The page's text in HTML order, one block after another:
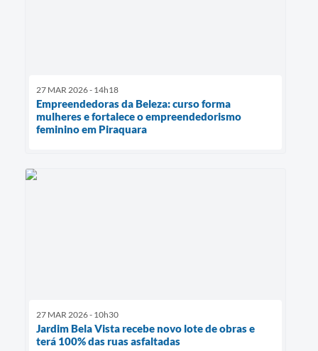
27 MAR 2026 - 14h18
Empreendedoras da Beleza: curso forma
mulheres e fortalece o empreendedorismo
feminino em Piraquara
27 MAR 2026 - 10h30
Jardim Bela Vista recebe novo lote de obras e
terá 100% das ruas asfaltadas